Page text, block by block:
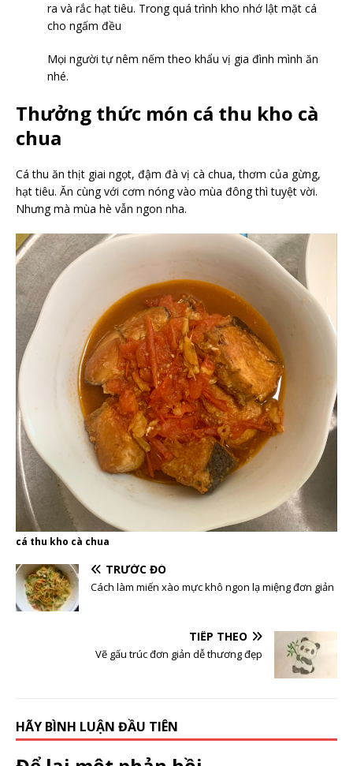
ra và rắc hạt tiêu. Trong quá trình kho nhớ lật mặt cá
cho ngấm đều
Mọi người tự nêm nếm theo khẩu vị gia đình mình ăn
nhé.
Thưởng thức món cá thu kho cà
chua
Cá thu ăn thịt giai ngọt, đậm đà vị cà chua, thơm của gừng,
hạt tiêu. Ăn cùng với cơm nóng vào mùa đông thì tuyệt vời.
Nhưng mà mùa hè vẫn ngon nha.
cá thu kho cà chua
TRƯỚC ĐÓ
Cách làm miến xào mực khô ngon lạ miệng đơn giản
TIẾP THEO
Vẽ gấu trúc đơn giản dễ thương đẹp
HÃY BÌNH LUẬN ĐẦU TIÊN